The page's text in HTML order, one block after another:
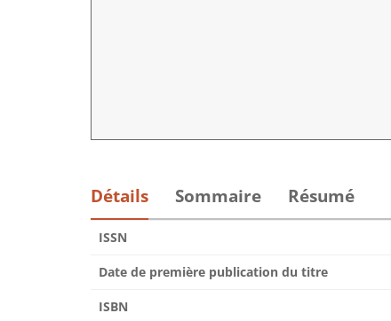
Détails Sommaire Résumé
ISSN
Date de première publication du titre
ISBN